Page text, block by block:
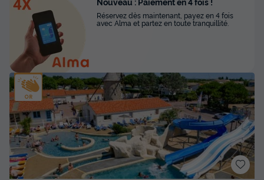
Réservez dès maintenant, payez en 4 fois
avec Alma et partez en toute tranquillité.